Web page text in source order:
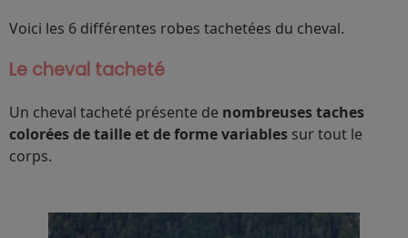
Voici les 6 différentes robes tachetées du cheval.
Le cheval tacheté
Un cheval tacheté présente de nombreuses taches
colorées de taille et de forme variables sur tout le
corps.